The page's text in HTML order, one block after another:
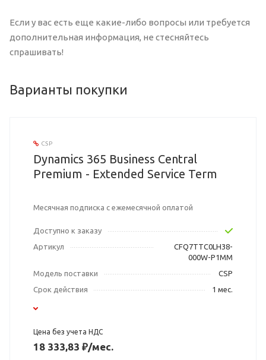
Если у вас есть еще какие-либо вопросы или требуется
дополнительная информация, не стесняйтесь
спрашивать!
Варианты покупки
CSP
Dynamics 365 Business Central
Premium - Extended Service Term
Месячная подписка с ежемесячной оплатой
Доступно к заказу
Артикул
CFQ7TTC0LH38-
000W-P1MM
Модель поставки
CSP
Срок действия
1 мес.
Цена без учета НДС
18 333,83 ₽/мес.